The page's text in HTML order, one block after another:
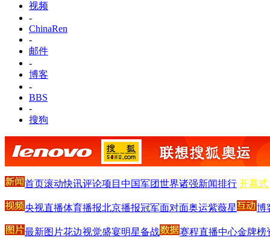
视频
-
ChinaRen
-
邮件
-
博客
-
BBS
-
搜狗
首页滚动快讯评论项目 中国军团世界诸强新闻排行 开幕式
央视直播体育播报北京播报冠军面对面奥运紫薇星 博
最新图片花边视觉盛宴明星备战 赛程直播中心金牌榜